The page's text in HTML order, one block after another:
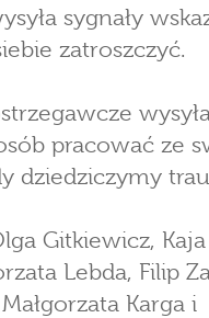
sygnały
zatroszczyć.
pracować ze
dziedziczymy
Gitkiewicz, Kaja
Lebda, Filip
Karga i